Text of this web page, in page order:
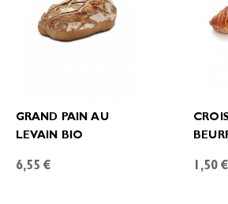
GRAND PAIN AU
LEVAIN BIO
6,55 € 1,50